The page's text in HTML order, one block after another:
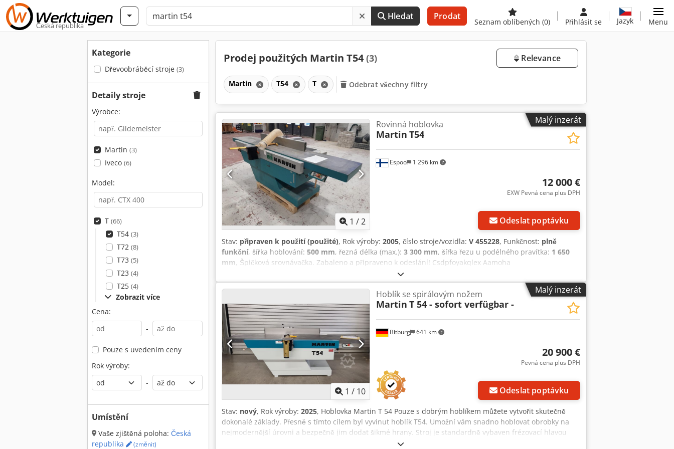
Česká republika
Hledat Prodat
Seznam oblíbených (0) Přihlásit se Jazyk Menu
Kategorie
Dřevoobráběcí stroje (3)
Detaily stroje
Výrobce:
Martin (3)
Iveco (6)
Model:
T (66)
T54 (3)
T72 (8)
T73 (5)
T23 (4)
T25 (4)
Zobrazit více
Cena:
-
Pouze s uvedením ceny
Rok výroby:
-
Umístění
Vaše zjištěná poloha: Česká
republika
(změnit)
Prodej použitých Martin T54 (3) Relevance
Martin T54 T Odebrat všechny filtry
Malý inzerát
Požádat o více
1 /2
Espoo 1 296 km
Rovinná hoblovka
Martin T54
12 000 €
EXW Pevná cena plus DPH
Odeslat poptávku
Stav: připraven k použití (použité), Rok výroby: 2005, číslo stroje/vozidla: V 455228, Funkčnost: plně
funkční, šířka hoblování: 500 mm, řezná délka (max.): 3 300 mm, šířka řezu u podélného pravítka: 1 650
mm, Špičková srovnávačka. Zabaleno a připraveno k odeslání! Csdpfoyakqlex Aamoha
Malý inzerát
1 / 10
Bitburg 641 km
Hoblík se spirálovým nožem
Martin T 54 - sofort verfügbar -
20 900 €
Pevná cena plus DPH
Odeslat poptávku
Stav: nový, Rok výroby: 2025, Hoblovka Martin T 54 Pouze s dobrým hoblíkem můžete vytvořit skutečně
dokonalé základy. Přesně s tímto cílem byl vyvinut hoblík T54. Umožní vám snadno hoblovat obrobky na
nejmodernější úrovni a bezpečně jim dodat šikmé hrany. Stroj je standardně vybaven frézovací hlavou
TERSA z masivní oceli. Jako volitelné příslušenství je k dispozici frézovací hlava Xplane, která pracuje s